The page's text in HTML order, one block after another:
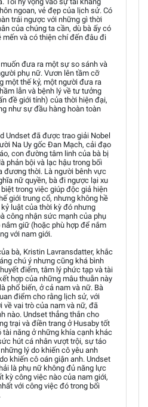
ngoan, vẻ đẹp của lịch sử. Có
trái ngược với những gì thời
của chúng ta cần, dù bà ấy có
mến và có thiện chí đến đâu đi
đưa ra một sự so sánh và
phụ nữ. Vươn lên tầm cỡ
một thế kỷ, một người đưa ra
lẫn và bệnh lý về tư tưởng
đề giới tính) của thời hiện đại,
như sự đầu hàng hoàn toàn
Undset đã được trao giải Nobel
Na Uy gốc Đan Mạch, cải đạo
con đường tâm linh của bà bị
phản bội và lạc hậu trong bối
đương thời. Là người bênh vực
nữ quyền, bà đi ngược lại xu
trong việc giúp độc giả hiện
giới trung cổ, nhưng không hề
luật của thời kỳ đó nhưng
công nhận sức mạnh của phụ
giữ (hoặc phù hợp để nắm
với nam giới.
bà, Kristin Lavransdatter, khắc
chú ý nhưng cũng khá bình
điểm, tâm lý phức tạp và tài
hợp của những mâu thuẫn này
phổ biến, ở cả nam và nữ. Bà
điểm cho rằng lịch sử, với
về vai trò của nam và nữ, đã
nào. Undset thẳng thắn cho
trại và điền trang ở Husaby tốt
tài năng ở những khía cạnh khác
hút cá nhân vượt trội, sự táo
lý do khiến cô yêu anh
khiến cô oán giận anh. Undset
là phụ nữ không đủ năng lực
kỳ công việc nào của nam giới,
với công việc đó trong bối